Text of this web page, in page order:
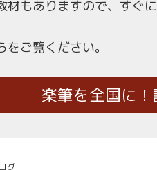
材もありますので、すぐ
ご覧ください。
楽筆を全国に！
グ